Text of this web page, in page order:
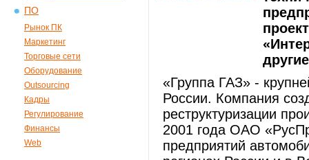
ПО
Рынок ПК
Маркетинг
Торговые сети
Оборудование
Outsourcing
Кадры
Регулирование
Финансы
Web
«Группа ГАЗ» -
России. Компания
реструктуризации
2001 года ОАО
предприятий